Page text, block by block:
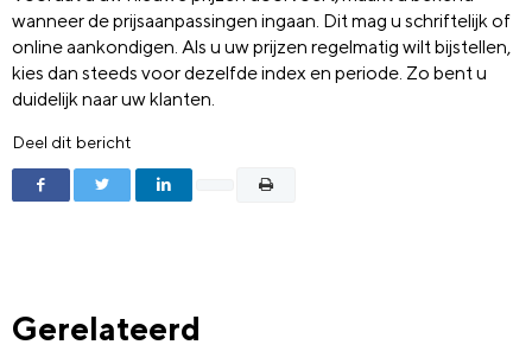
wanneer de prijsaanpassingen ingaan. Dit mag u schriftelijk of
online aankondigen. Als u uw prijzen regelmatig wilt bijstellen,
kies dan steeds voor dezelfde index en periode. Zo bent u
duidelijk naar uw klanten.
Deel dit bericht
Gerelateerd